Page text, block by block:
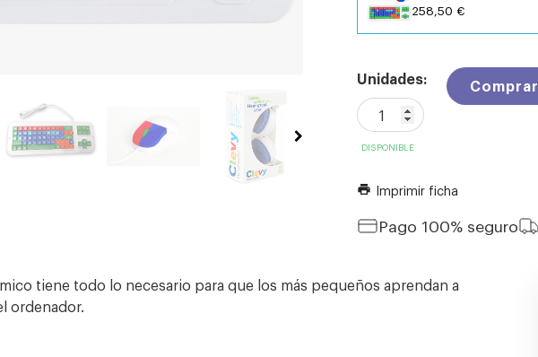
258,50 €
Unidades: Comprar
DISPONIBLE
print Imprimir ficha
Pago 100% seguro
tiene todo lo necesario para que los más pequeños aprendan a
ordenador.